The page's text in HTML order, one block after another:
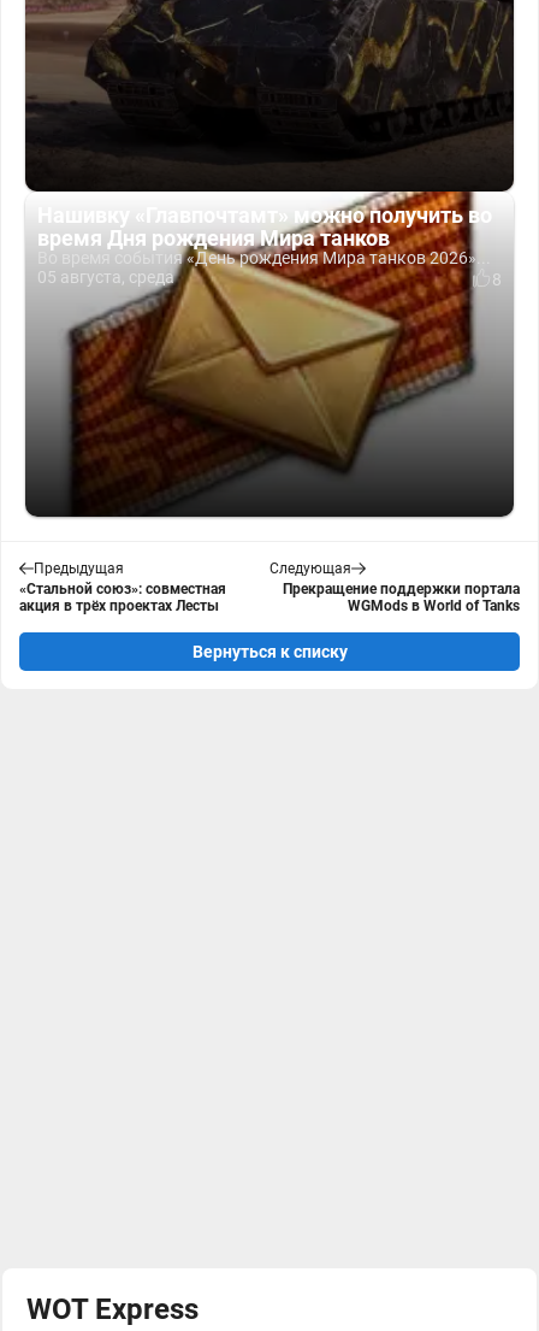
Нашивку «Главпочтамт» можно получить во
время Дня рождения Мира танков
Во время события «День рождения Мира танков 2026»...
05 августа, среда
8
Предыдущая
«Стальной союз»: совместная
акция в трёх проектах Лесты
Следующая
Прекращение поддержки портала
WGMods в World of Tanks
Вернуться к списку
WOT Express